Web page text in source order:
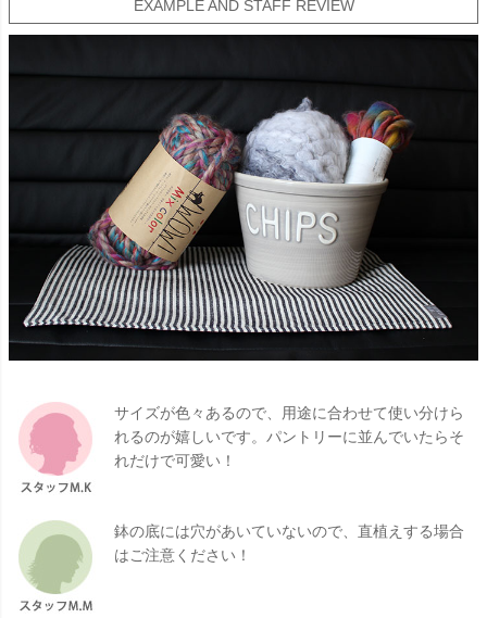
EXAMPLE AND STAFF REVIEW
サイズが色々あるので、用途に合わせて使い分けら
れるのが嬉しいです。パントリーに並んでいたらそ
れだけで可愛い！
鉢の底には穴があいていないので、直植えする場合
はご注意ください！